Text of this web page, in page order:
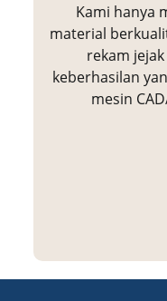
Kami hanya
material
rekam
keberhasilan
mesin